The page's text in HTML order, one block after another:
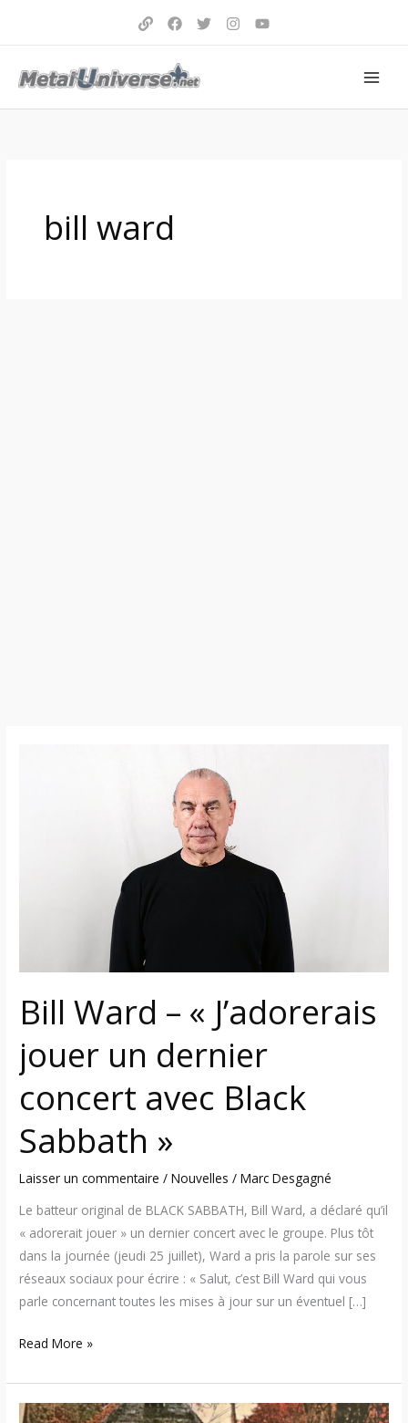
bill ward
Bill Ward – « J’adorerais
jouer un dernier
concert avec Black
Sabbath »
Laisser un commentaire /Nouvelles /Marc Desgagné
Le batteur original de BLACK SABBATH, Bill Ward, a déclaré qu’il
« adorerait jouer » un dernier concert avec le groupe. Plus tôt
dans la journée (jeudi 25 juillet), Ward a pris la parole sur ses
réseaux sociaux pour écrire : « Salut, c’est Bill Ward qui vous
parle concernant toutes les mises à jour sur un éventuel […]
Read More »
Histoire